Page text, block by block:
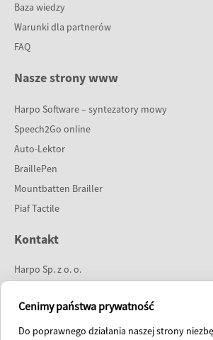
Baza wiedzy
Warunki dla partnerów
FAQ
Nasze strony www
Harpo Software – syntezatory mowy
Speech2Go online
Auto-Lektor
BraillePen
Mountbatten Brailler
Piaf Tactile
Kontakt
Harpo Sp. z o. o.
61-737 Poznań
tel:61 853 14 25
Cenimy państwa prywatność
Do poprawnego działania naszej strony